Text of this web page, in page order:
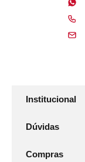
Institucional
Dúvidas
Compras